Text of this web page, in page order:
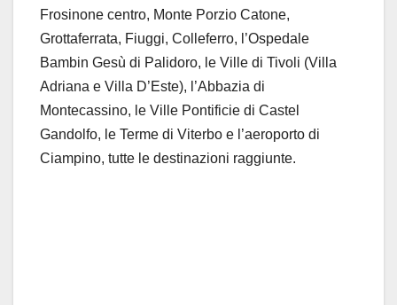
Frosinone centro, Monte Porzio Catone,
Grottaferrata, Fiuggi, Colleferro, l’Ospedale
Bambin Gesù di Palidoro, le Ville di Tivoli (Villa
Adriana e Villa D’Este), l’Abbazia di
Montecassino, le Ville Pontificie di Castel
Gandolfo, le Terme di Viterbo e l’aeroporto di
Ciampino, tutte le destinazioni raggiunte.